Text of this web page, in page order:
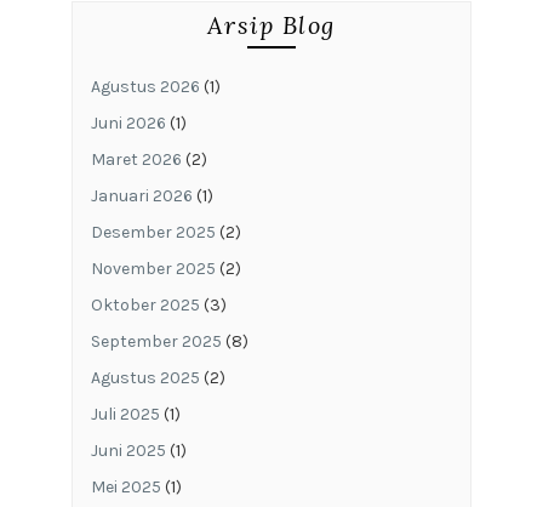
Arsip Blog
Agustus 2026 (1)
Juni 2026 (1)
Maret 2026 (2)
Januari 2026 (1)
Desember 2025 (2)
November 2025 (2)
Oktober 2025 (3)
September 2025 (8)
Agustus 2025 (2)
Juli 2025 (1)
Juni 2025 (1)
Mei 2025 (1)